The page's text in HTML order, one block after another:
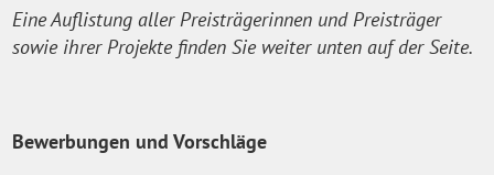
Eine Auflistung aller Preisträgerinnen und Preisträger
sowie ihrer Projekte finden Sie weiter unten auf der Seite.
Bewerbungen und Vorschläge